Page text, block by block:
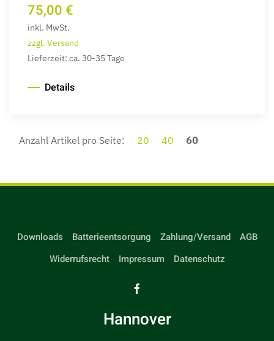
75,00 €
inkl. MwSt.
zzgl. Versand
Lieferzeit: ca. 30-35 Tage
Details
Anzahl Artikel pro Seite: 20 40 60
Downloads Batterieentsorgung Zahlung/Versand
AGB
Widerrufsrecht
Impressum Datenschutz
Hannover